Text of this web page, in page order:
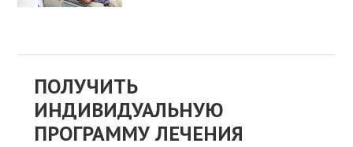
ПОЛУЧИТЬ
ИНДИВИДУАЛЬНУЮ
ПРОГРАММУ ЛЕЧЕНИЯ